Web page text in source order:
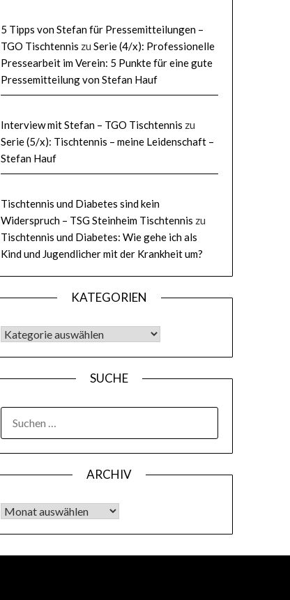
5 Tipps von Stefan für Pressemitteilungen –
TGO Tischtennis zu Serie (4/x): Professionelle
Pressearbeit im Verein: 5 Punkte für eine gute
Pressemitteilung von Stefan Hauf
Interview mit Stefan – TGO Tischtennis zu
Serie (5/x): Tischtennis – meine Leidenschaft –
Stefan Hauf
Tischtennis und Diabetes sind kein
Widerspruch – TSG Steinheim Tischtennis zu
Tischtennis und Diabetes: Wie gehe ich als
Kind und Jugendlicher mit der Krankheit um?
KATEGORIEN
KATEGORIEN
SUCHE
NACH:
ARCHIV
Archiv